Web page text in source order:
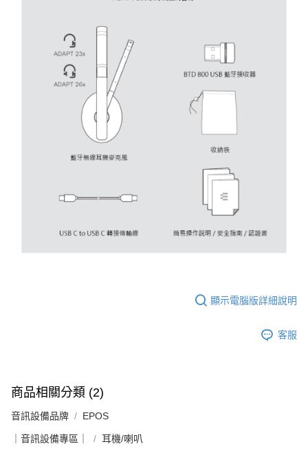
顯示電腦版詳細說明
客服
商品相關分類 (2)
音訊設備品牌 EPOS
｜音訊設備專區｜ 耳機/喇叭